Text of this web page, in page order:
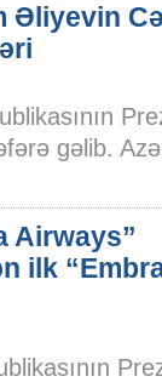
Əliyevin
gəlib.
Airways”
ilk